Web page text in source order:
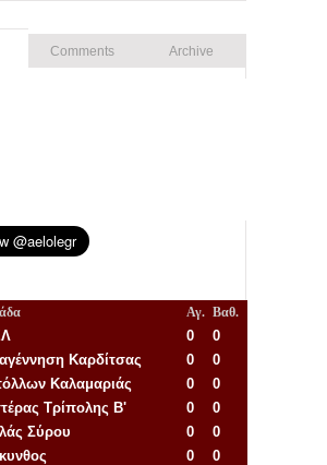
Comments Archive
Αγ. Βαθ.
0
0
Καρδίτσας 0
0
Καλαμαριάς 0
0
Τρίπολης Β' 0
0
Σύρου 0
0
0
0